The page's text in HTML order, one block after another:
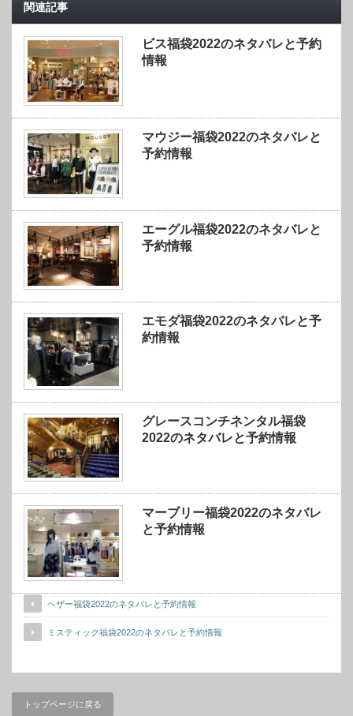
関連記事
ビス福袋2022のネタバレと予約
情報
マウジー福袋2022のネタバレと
予約情報
エーグル福袋2022のネタバレと
予約情報
エモダ福袋2022のネタバレと予
約情報
グレースコンチネンタル福袋
2022のネタバレと予約情報
マーブリー福袋2022のネタバレ
と予約情報
ヘザー福袋2022のネタバレと予約情報
ミスティック福袋2022のネタバレと予約情報
トップページに戻る